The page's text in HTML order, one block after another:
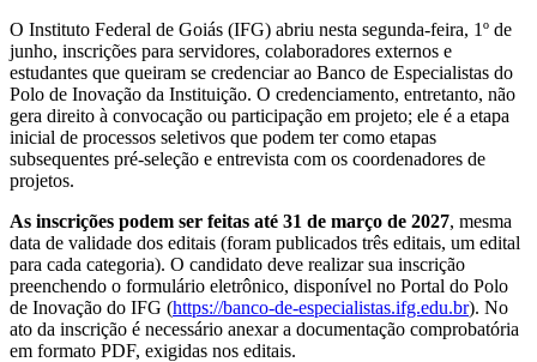
O Instituto Federal de Goiás (IFG) abriu nesta segunda-feira, 1º de
junho, inscrições para servidores, colaboradores externos e
estudantes que queiram se credenciar ao Banco de Especialistas do
Polo de Inovação da Instituição. O credenciamento, entretanto, não
gera direito à convocação ou participação em projeto; ele é a etapa
inicial de processos seletivos que podem ter como etapas
subsequentes pré-seleção e entrevista com os coordenadores de
projetos.
As inscrições podem ser feitas até 31 de março de 2027, mesma
data de validade dos editais (foram publicados três editais, um edital
para cada categoria). O candidato deve realizar sua inscrição
preenchendo o formulário eletrônico, disponível no Portal do Polo
de Inovação do IFG (https://banco-de-especialistas.ifg.edu.br). No
ato da inscrição é necessário anexar a documentação comprobatória
em formato PDF, exigidas nos editais.